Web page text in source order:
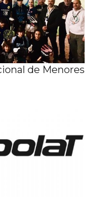
de Menores